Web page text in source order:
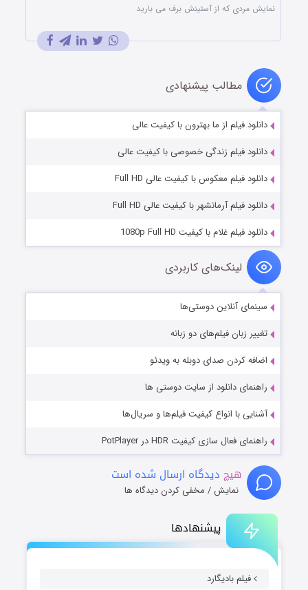
پیشنهادها
فیلم بادیگارد
نمایش مردی که از آستینش برف می بارید
مطالب پیشنهادی
دانلود فیلم از ما بهترون با کیفیت عالی
دانلود فیلم زندگی خصوصی با کیفیت عالی
دانلود فیلم معکوس با کیفیت عالی Full HD
دانلود فیلم آرمانشهر با کیفیت عالی Full HD
دانلود فیلم غلام با کیفیت 1080p Full HD
لینک‌های کاربردی
سینمای آنلاین دوستی‌ها
تغییر زبان فیلم‌های دو زبانه
اضافه کردن صدای دوبله به ویدئو
راهنمای دانلود از سایت دوستی ها
آشنایی با انواع کیفیت فیلم‌ها و سریال‌ها
راهنمای فعال سازی کیفیت HDR در PotPlayer
هیچ دیدگاه ارسال شده است
نمایش / مخفی کردن دیدگاه ها